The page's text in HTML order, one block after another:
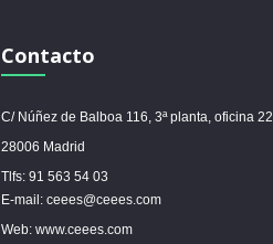
Contacto
C/ Núñez de Balboa 116, 3ª planta, oficina 22
28006 Madrid
Tlfs: 91 563 54 03
E-mail: ceees@ceees.com
Web: www.ceees.com